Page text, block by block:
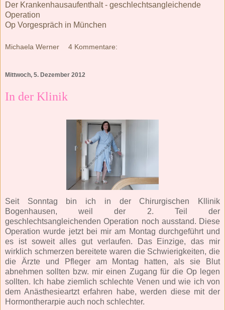
Der Krankenhausaufenthalt - geschlechtsangleichende
Operation
Op Vorgespräch in München
Michaela Werner 4 Kommentare:
Mittwoch, 5. Dezember 2012
In der Klinik
Seit Sonntag bin ich in der Chirurgischen Kllinik
Bogenhausen, weil der 2. Teil der
geschlechtsangleichenden Operation noch ausstand. Diese
Operation wurde jetzt bei mir am Montag durchgeführt und
es ist soweit alles gut verlaufen. Das Einzige, das mir
wirklich schmerzen bereitete waren die Schwierigkeiten, die
die Ärzte und Pfleger am Montag hatten, als sie Blut
abnehmen sollten bzw. mir einen Zugang für die Op legen
sollten. Ich habe ziemlich schlechte Venen und wie ich von
dem Anästhesieartzt erfahren habe, werden diese mit der
Hormontherarpie auch noch schlechter.